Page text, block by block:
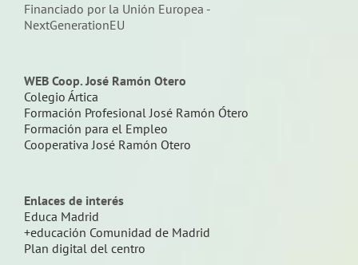
Financiado por la Unión Europea -
NextGenerationEU
WEB Coop. José Ramón Otero
Colegio Ártica
Formación Profesional José Ramón Ótero
Formación para el Empleo
Cooperativa José Ramón Otero
Enlaces de interés
Educa Madrid
+educación Comunidad de Madrid
Plan digital del centro